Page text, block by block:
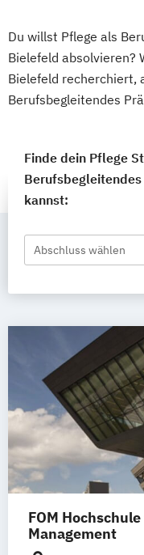
Du willst Pflege als
Bielefeld absolvieren?
Bielefeld recherchiert,
Berufsbegleitendes
Finde dein Pflege
kannst:
Abschluss wählen
FOM
Management